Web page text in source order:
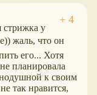
стрижка у
жаль, что он
его... Хотя
планировала
к своим
так нравится,